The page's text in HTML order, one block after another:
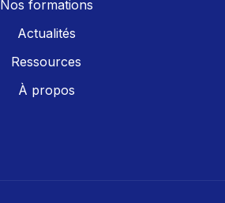
Nos formations
Actualités
Ressources
À propos